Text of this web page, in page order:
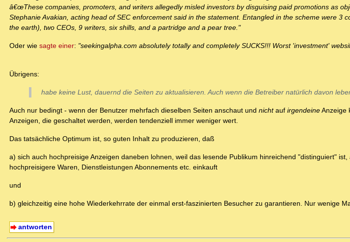
â€œThese companies, promoters, and writers allegedly misled investors by disguising paid promotions as
Stephanie Avakian, acting head of SEC enforcement said in the statement. Entangled in the scheme were 3
the earth), two CEOs, 9 writers, six shills, and a partridge and a pear tree."
Oder wie sagte einer: "seekingalpha.com absolutely totally and completely SUCKS!!! Worst 'investment'
Übrigens:
habe keine Lust, dauernd die Seiten zu aktualisieren. Auch wenn die Betreiber natürlich davon
Auch nur bedingt - wenn der Benutzer mehrfach dieselben Seiten anschaut und nichtauf irgendeineAnzeige
Anzeigen, die geschaltet werden, werden tendenziell immer weniger wert.
Das tatsächliche Optimum ist, so guten Inhalt zu produzieren, daß
a) sich auch hochpreisige Anzeigen daneben lohnen, weil das lesende Publikum hinreichend "distinguiert"
hochpreisigere Waren, Dienstleistungen Abonnements etc. einkauft
und
b) gleichzeitig eine hohe Wiederkehrrate der einmal erst-faszinierten Besucher zu garantieren. Nur wenige
antworten